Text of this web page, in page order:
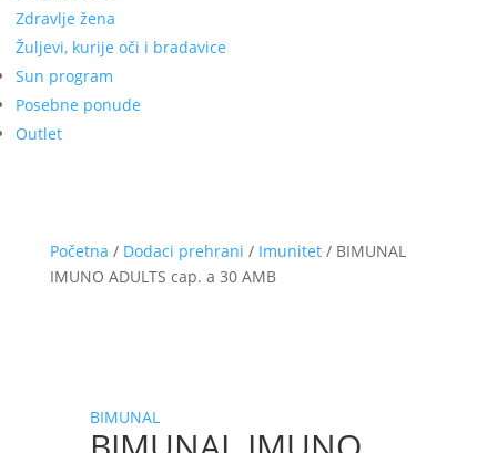
Zdravlje žena
Žuljevi, kurije oči i bradavice
Sun program
Posebne ponude
Outlet
Početna / Dodaci prehrani / Imunitet/ BIMUNAL
IMUNO ADULTS cap. a 30 AMB
BIMUNAL